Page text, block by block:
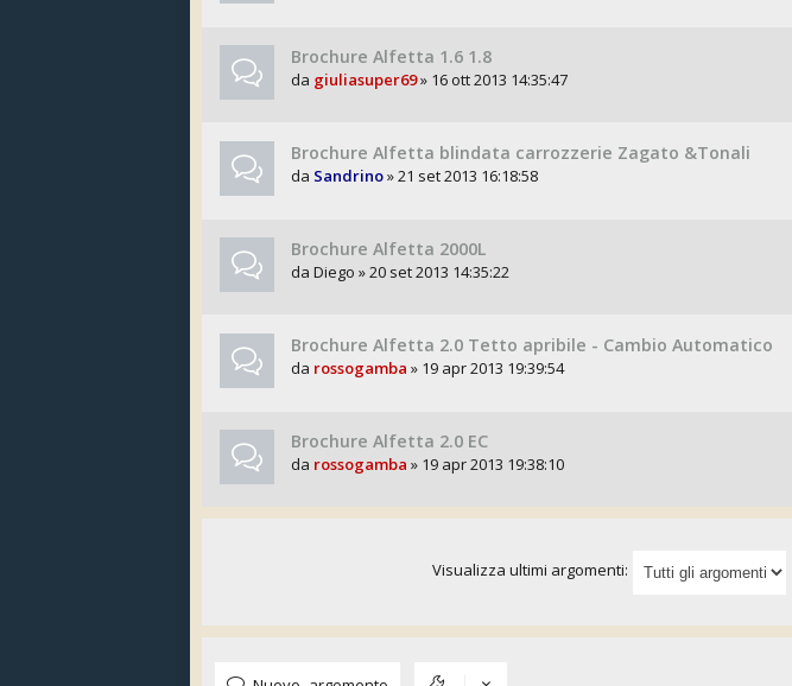
Brochure Alfetta 1.6 1.8
da giuliasuper69» 16 ott 2013 14:35:47
Brochure Alfetta blindata carrozzerie Zagato &Tonali
da Sandrino» 21 set 2013 16:18:58
Brochure Alfetta 2000L
da Diego » 20 set 2013 14:35:22
Brochure Alfetta 2.0 Tetto apribile - Cambio Automatico
da rossogamba » 19 apr 2013 19:39:54
Brochure Alfetta 2.0 EC
da rossogamba » 19 apr 2013 19:38:10
Visualizza ultimi argomenti: